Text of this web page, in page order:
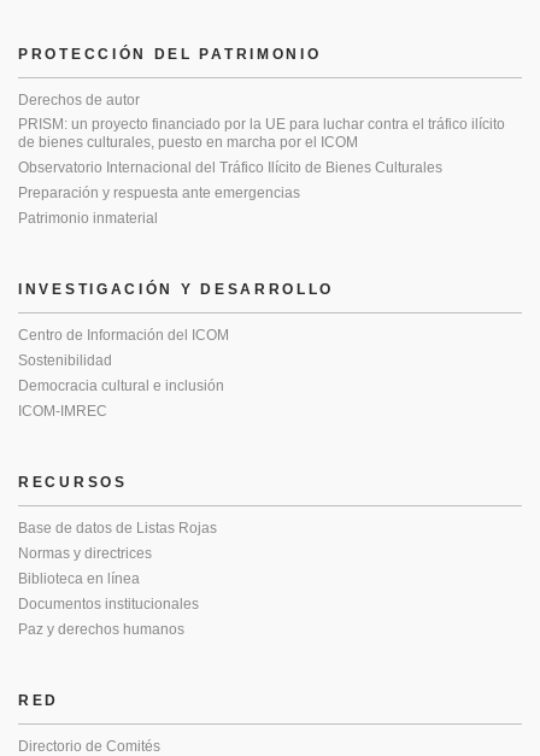
PROTECCIÓN DEL PATRIMONIO
Derechos de autor
PRISM: un proyecto financiado por la UE para luchar contra el tráfico ilícito
de bienes culturales, puesto en marcha por el ICOM
Observatorio Internacional del Tráfico Ilícito de Bienes Culturales
Preparación y respuesta ante emergencias
Patrimonio inmaterial
INVESTIGACIÓN Y DESARROLLO
Centro de Información del ICOM
Sostenibilidad
Democracia cultural e inclusión
ICOM-IMREC
RECURSOS
Base de datos de Listas Rojas
Normas y directrices
Biblioteca en línea
Documentos institucionales
Paz y derechos humanos
RED
Directorio de Comités